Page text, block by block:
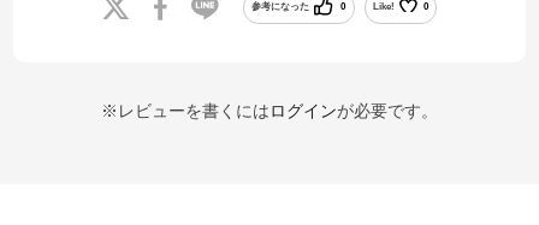
参考になった 0 Like! 0
※レビューを書くにはログインが必要です。